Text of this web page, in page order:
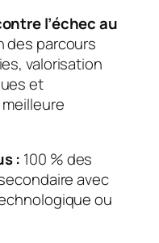
l’échec au
des parcours
valorisation
et
: 100 % des
avec
ou